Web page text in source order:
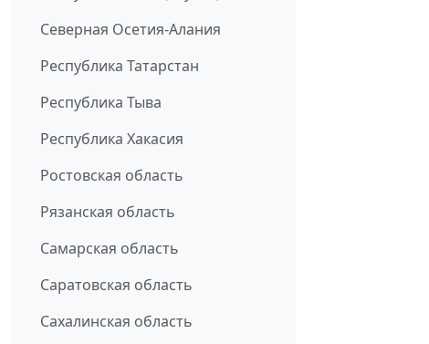
Северная Осетия-Алания
Республика Татарстан
Республика Тыва
Республика Хакасия
Ростовская область
Рязанская область
Самарская область
Саратовская область
Сахалинская область